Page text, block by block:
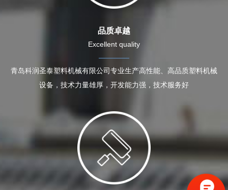
品质卓越
Excellent quality
青岛科润圣泰塑料机械有限公司专业生产高性能、高品质塑料机械
设备，技术力量雄厚，开发能力强，技术服务好